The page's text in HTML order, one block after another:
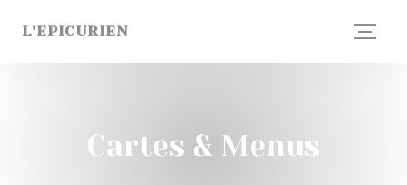
L'EPICURIEN
Cartes & Menus